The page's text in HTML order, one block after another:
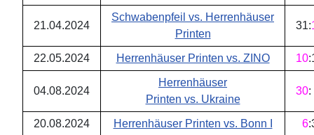
21.04.2024
Schwabenpfeil vs. Herrenhäuser
Printen
31:
22.05.2024 Herrenhäuser Printen vs. ZINO 10:
04.08.2024
Herrenhäuser
Printen vs. Ukraine
30:
20.08.2024 Herrenhäuser Printen vs. Bonn I 6: